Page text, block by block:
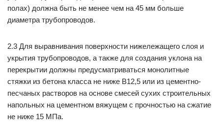
полах) должна быть не менее чем на 45 мм больше
диаметра трубопроводов.
2.3 Для выравнивания поверхности нижележащего слоя и
укрытия трубопроводов, а также для создания уклона на
перекрытии должны предусматриваться монолитные
стяжки из бетона класса не ниже В12,5 или из цементно-
песчаных растворов на основе смесей сухих строительных
напольных на цементном вяжущем с прочностью на сжатие
не ниже 15 МПа.